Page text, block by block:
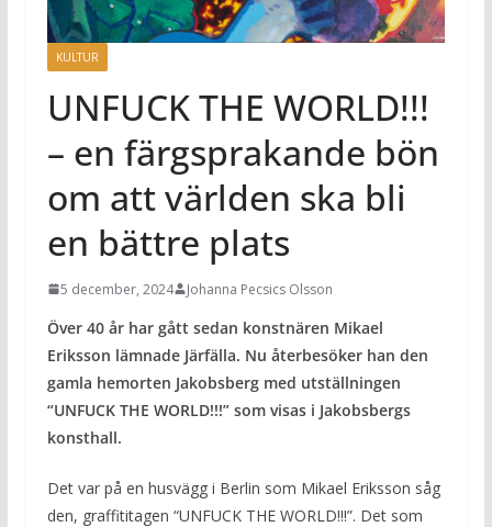
KULTUR
UNFUCK THE WORLD!!!
– en färgsprakande bön
om att världen ska bli
en bättre plats
5 december, 2024 Johanna Pecsics Olsson
Över 40 år har gått sedan konstnären Mikael
Eriksson lämnade Järfälla. Nu återbesöker han den
gamla hemorten Jakobsberg med utställningen
“UNFUCK THE WORLD!!!” som visas i Jakobsbergs
konsthall.
Det var på en husvägg i Berlin som Mikael Eriksson såg
den, graffititagen “UNFUCK THE WORLD!!!”. Det som